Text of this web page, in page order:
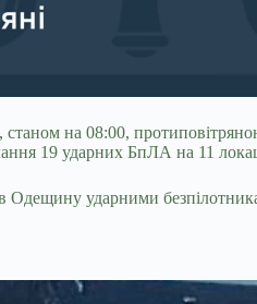
на 08:00,
19 ударних БпЛА на 11
Одещину ударними